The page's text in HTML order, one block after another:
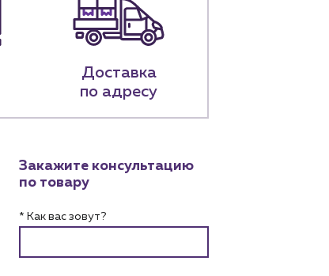
Доставка
по адресу
Закажите консультацию
по товару
* Как вас зовут?